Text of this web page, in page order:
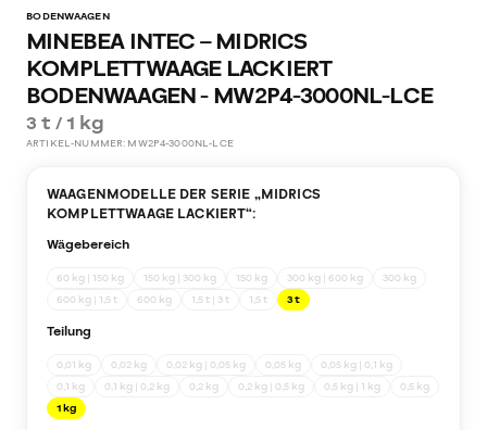
BODENWAAGEN
MINEBEA INTEC – MIDRICS
KOMPLETTWAAGE LACKIERT
BODENWAAGEN - MW2P4-3000NL-LCE
3 t / 1 kg
ARTIKEL-NUMMER: MW2P4-3000NL-LCE
WAAGENMODELLE DER SERIE „MIDRICS
KOMPLETTWAAGE LACKIERT“:
Wägebereich
60 kg | 150 kg 150 kg | 300 kg 150 kg 300 kg | 600 kg
300 kg
600 kg | 1,5 t
600 kg 1,5 t | 3 t 1,5 t 3 t
Teilung
0,01 kg 0,02 kg 0,02 kg | 0,05 kg 0,05 kg
0,05 kg | 0,1 kg
0,1 kg
0,1 kg | 0,2 kg 0,2 kg 0,2 kg | 0,5 kg 0,5 kg | 1 kg
0,5 kg
1 kg